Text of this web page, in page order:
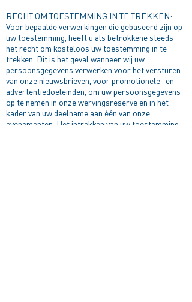
RECHT OM TOESTEMMING IN TE TREKKEN:
Voor bepaalde verwerkingen die gebaseerd zijn op
uw toestemming, heeft u als betrokkene steeds
het recht om kosteloos uw toestemming in te
trekken. Dit is het geval wanneer wij uw
persoonsgegevens verwerken voor het versturen
van onze nieuwsbrieven, voor promotionele- en
advertentiedoeleinden, om uw persoonsgegevens
op te nemen in onze wervingsreserve en in het
kader van uw deelname aan één van onze
evenementen. Het intrekken van uw toestemming